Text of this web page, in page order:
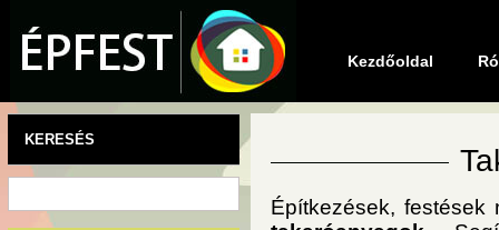
Kezdőoldal
KERESÉS
Építkezések, festések